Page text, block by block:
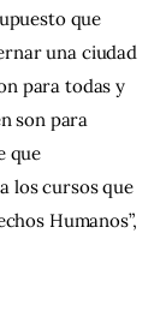
que
una ciudad
para todas y
son para
que
los cursos que
Humanos”,